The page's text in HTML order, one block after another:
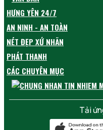
HƯNG YÊN 24/7
AN NINH - AN TOÀN
NÉT ĐẸP XỨ NHÃN
PHÁT THANH
CÁC CHUYÊN MỤC
Tải